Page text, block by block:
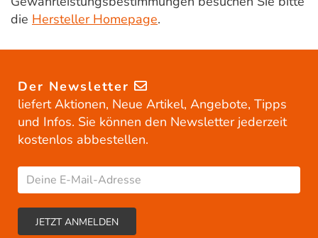
die Hersteller Homepage.
Der Newsletter
liefert Aktionen, Neue Artikel, Angebote, Tipps
und Infos. Sie können den Newsletter jederzeit
kostenlos abbestellen.